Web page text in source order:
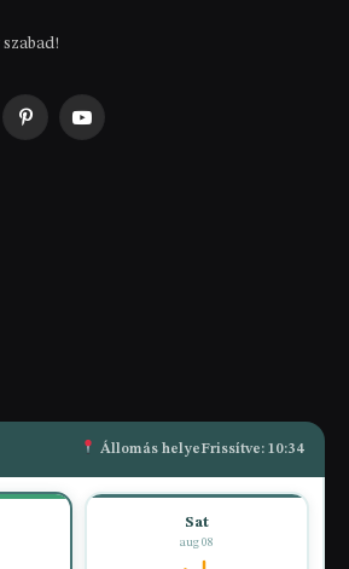
PinterestYouTube
Állomás helyeFrissítve: 10:34
Sat
aug 08